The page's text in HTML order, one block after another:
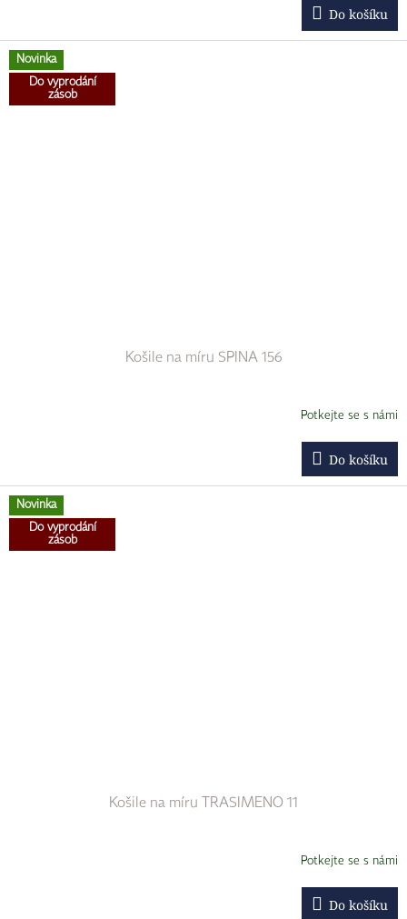
Do košíku
Novinka
Do vyprodání
zásob
Košile na míru SPINA 156
Potkejte se s námi
Do košíku
Novinka
Do vyprodání
zásob
Košile na míru TRASIMENO 11
Potkejte se s námi
Do košíku